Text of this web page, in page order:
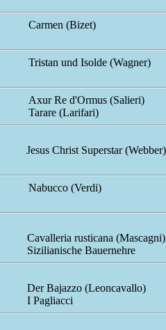
Carmen (Bizet)
Tristan und Isolde (Wagner)
Axur Re d'Ormus (Salieri)
Tarare (Larifari)
Jesus Christ Superstar (Webber)
Nabucco (Verdi)
Cavalleria rusticana (Mascagni)
Sizilianische Bauernehre
Der Bajazzo (Leoncavallo)
I Pagliacci